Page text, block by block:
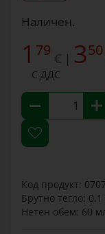
Наличен.
1 79 € | 350
С ДДС
Код продукт: 0707
Брутно тегло: 0.1
Нетен обем: 60